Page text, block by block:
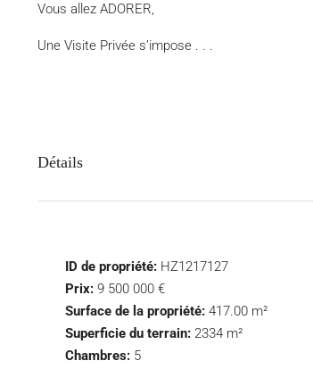
Vous allez ADORER,
Une Visite Privée s’impose . . .
Détails
ID de propriété: HZ1217127
Prix: 9 500 000 €
Surface de la propriété: 417.00 m²
Superficie du terrain: 2334 m²
Chambres: 5